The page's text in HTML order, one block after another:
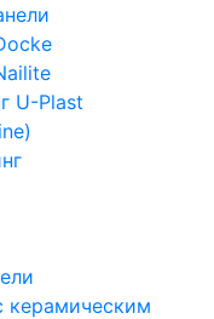
U-Plast
керамическим